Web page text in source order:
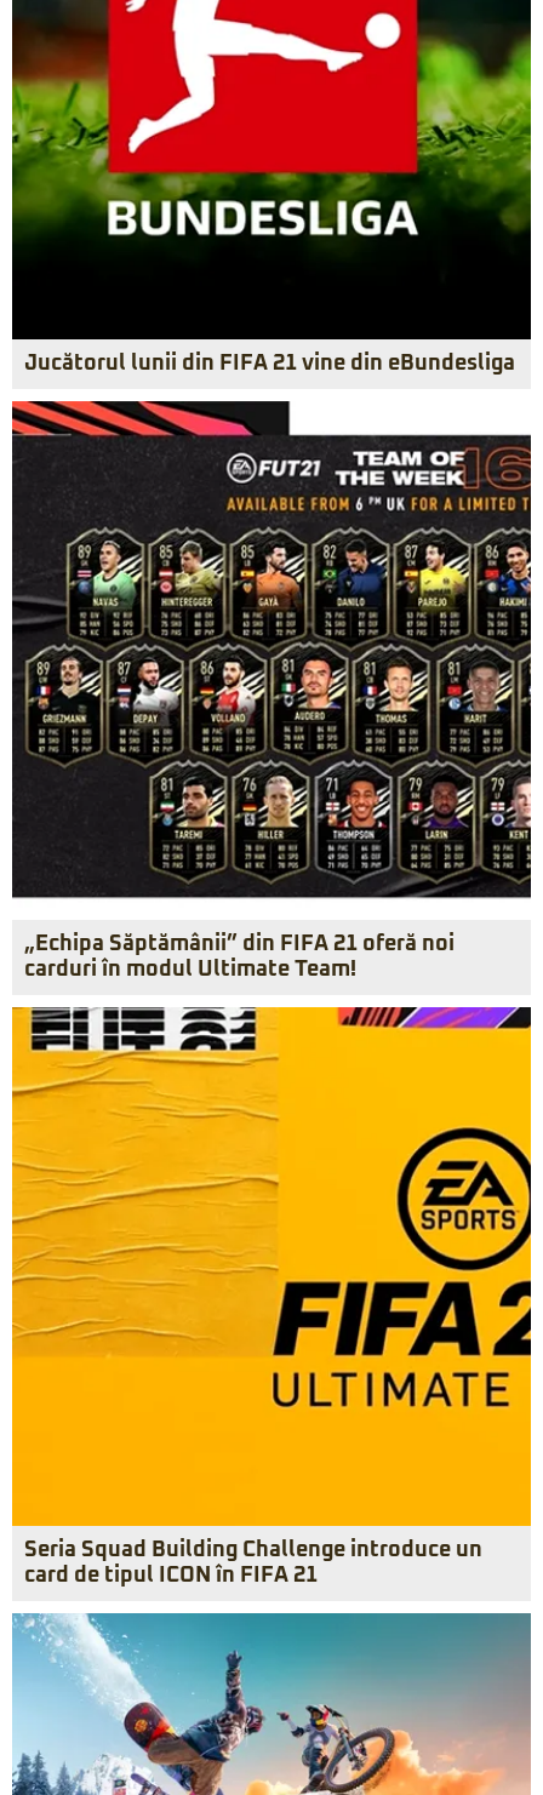
Jucătorul lunii din FIFA 21 vine din eBundesliga
„Echipa Săptămânii” din FIFA 21 oferă noi
carduri în modul Ultimate Team!
Seria Squad Building Challenge introduce un
card de tipul ICON în FIFA 21